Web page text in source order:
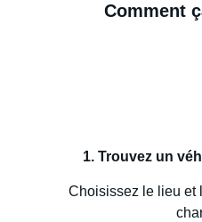
Comment
1. Trouvez un
Choisissez le lieu et